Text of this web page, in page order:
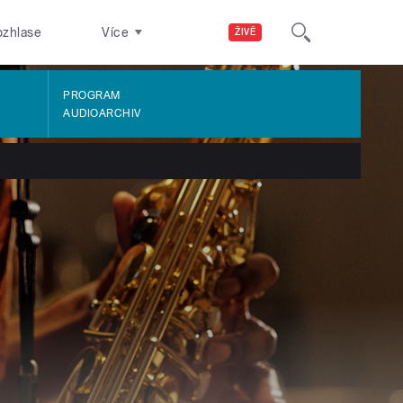
ŽIVĚ
Více
PROGRAM
AUDIOARCHIV